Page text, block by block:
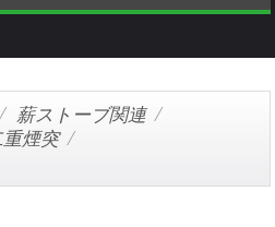
薪ストーブ関連
煙突